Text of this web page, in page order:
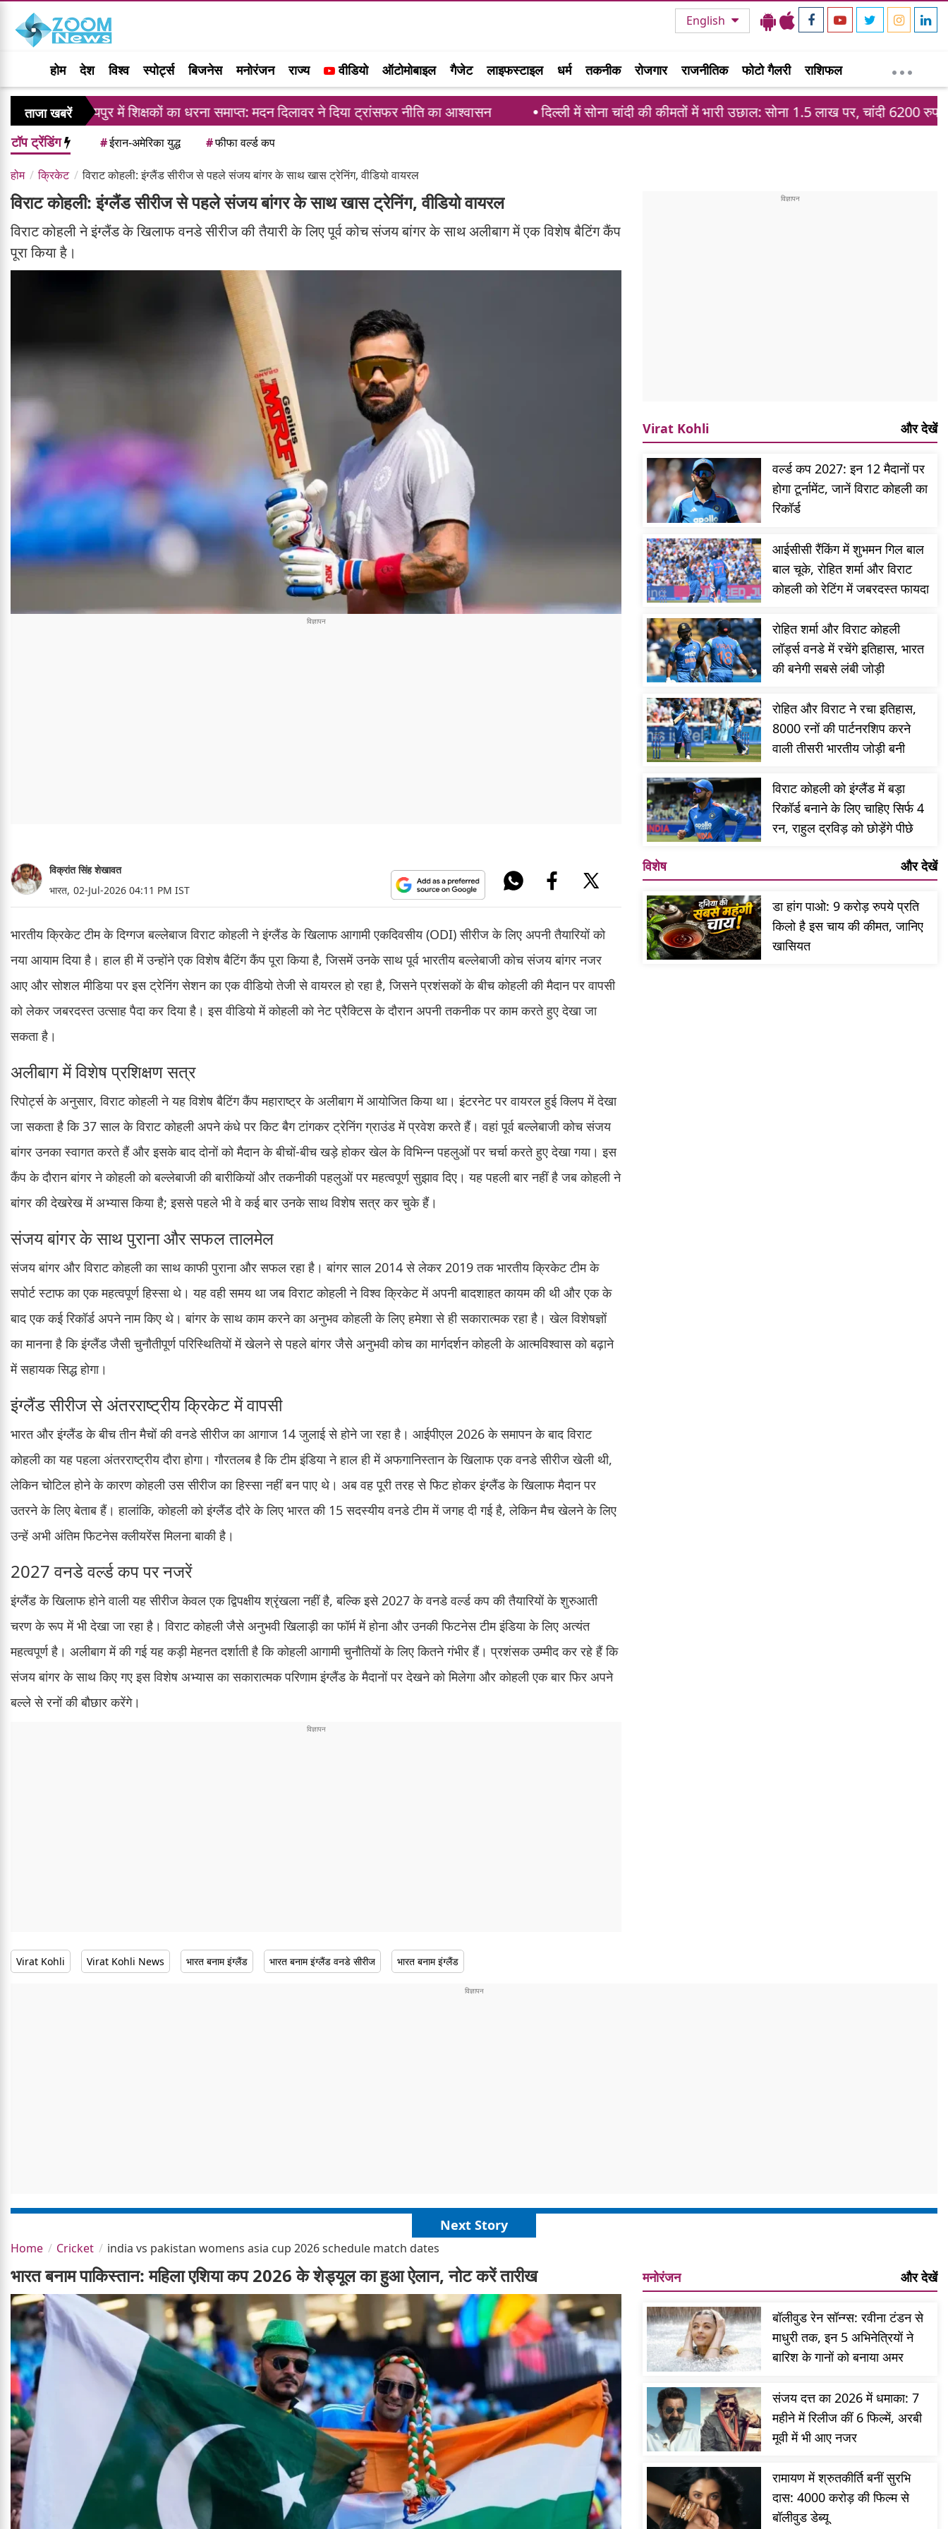
English
होम देश विश्व स्पोर्ट्स बिजनेस मनोरंजन राज्य वीडियो ऑटोमोबाइल गैजेट लाइफस्टाइल धर्म तकनीक रोजगार राजनीतिक फोटो गैलरी राशिफल
ताजा खबरें
जयपुर में शिक्षकों का धरना समाप्त: मदन दिलावर ने दिया ट्रांसफर नीति का आश्वासन दिल्ली में सोना चांदी की कीमतों में भारी उछाल: सोना 1.5 लाख पर, चांदी 6200 रुपये महंगी
टॉप ट्रेंडिंग #ईरान-अमेरिका युद्ध #फीफा वर्ल्ड कप
होम क्रिकेट विराट कोहली: इंग्लैंड सीरीज से पहले संजय बांगर के साथ खास ट्रेनिंग, वीडियो वायरल
विराट कोहली: इंग्लैंड सीरीज से पहले संजय बांगर के साथ खास ट्रेनिंग, वीडियो वायरल
विराट कोहली ने इंग्लैंड के खिलाफ वनडे सीरीज की तैयारी के लिए पूर्व कोच संजय बांगर के साथ अलीबाग में एक विशेष बैटिंग कैंप
पूरा किया है।
विक्रांत सिंह शेखावत
भारत, 02-Jul-2026 04:11 PM IST
भारतीय क्रिकेट टीम के दिग्गज बल्लेबाज विराट कोहली ने इंग्लैंड के खिलाफ आगामी एकदिवसीय (ODI) सीरीज के लिए अपनी तैयारियों को
नया आयाम दिया है। हाल ही में उन्होंने एक विशेष बैटिंग कैंप पूरा किया है, जिसमें उनके साथ पूर्व भारतीय बल्लेबाजी कोच संजय बांगर नजर
आए और सोशल मीडिया पर इस ट्रेनिंग सेशन का एक वीडियो तेजी से वायरल हो रहा है, जिसने प्रशंसकों के बीच कोहली की मैदान पर वापसी
को लेकर जबरदस्त उत्साह पैदा कर दिया है। इस वीडियो में कोहली को नेट प्रैक्टिस के दौरान अपनी तकनीक पर काम करते हुए देखा जा
सकता है।
अलीबाग में विशेष प्रशिक्षण सत्र
रिपोर्ट्स के अनुसार, विराट कोहली ने यह विशेष बैटिंग कैंप महाराष्ट्र के अलीबाग में आयोजित किया था। इंटरनेट पर वायरल हुई क्लिप में देखा
जा सकता है कि 37 साल के विराट कोहली अपने कंधे पर किट बैग टांगकर ट्रेनिंग ग्राउंड में प्रवेश करते हैं। वहां पूर्व बल्लेबाजी कोच संजय
बांगर उनका स्वागत करते हैं और इसके बाद दोनों को मैदान के बीचों-बीच खड़े होकर खेल के विभिन्न पहलुओं पर चर्चा करते हुए देखा गया। इस
कैंप के दौरान बांगर ने कोहली को बल्लेबाजी की बारीकियों और तकनीकी पहलुओं पर महत्वपूर्ण सुझाव दिए। यह पहली बार नहीं है जब कोहली ने
बांगर की देखरेख में अभ्यास किया है; इससे पहले भी वे कई बार उनके साथ विशेष सत्र कर चुके हैं।
संजय बांगर के साथ पुराना और सफल तालमेल
संजय बांगर और विराट कोहली का साथ काफी पुराना और सफल रहा है। बांगर साल 2014 से लेकर 2019 तक भारतीय क्रिकेट टीम के
सपोर्ट स्टाफ का एक महत्वपूर्ण हिस्सा थे। यह वही समय था जब विराट कोहली ने विश्व क्रिकेट में अपनी बादशाहत कायम की थी और एक के
बाद एक कई रिकॉर्ड अपने नाम किए थे। बांगर के साथ काम करने का अनुभव कोहली के लिए हमेशा से ही सकारात्मक रहा है। खेल विशेषज्ञों
का मानना है कि इंग्लैंड जैसी चुनौतीपूर्ण परिस्थितियों में खेलने से पहले बांगर जैसे अनुभवी कोच का मार्गदर्शन कोहली के आत्मविश्वास को बढ़ाने
में सहायक सिद्ध होगा।
इंग्लैंड सीरीज से अंतरराष्ट्रीय क्रिकेट में वापसी
भारत और इंग्लैंड के बीच तीन मैचों की वनडे सीरीज का आगाज 14 जुलाई से होने जा रहा है। आईपीएल 2026 के समापन के बाद विराट
कोहली का यह पहला अंतरराष्ट्रीय दौरा होगा। गौरतलब है कि टीम इंडिया ने हाल ही में अफगानिस्तान के खिलाफ एक वनडे सीरीज खेली थी,
लेकिन चोटिल होने के कारण कोहली उस सीरीज का हिस्सा नहीं बन पाए थे। अब वह पूरी तरह से फिट होकर इंग्लैंड के खिलाफ मैदान पर
उतरने के लिए बेताब हैं। हालांकि, कोहली को इंग्लैंड दौरे के लिए भारत की 15 सदस्यीय वनडे टीम में जगह दी गई है, लेकिन मैच खेलने के लिए
उन्हें अभी अंतिम फिटनेस क्लीयरेंस मिलना बाकी है।
2027 वनडे वर्ल्ड कप पर नजरें
इंग्लैंड के खिलाफ होने वाली यह सीरीज केवल एक द्विपक्षीय श्रृंखला नहीं है, बल्कि इसे 2027 के वनडे वर्ल्ड कप की तैयारियों के शुरुआती
चरण के रूप में भी देखा जा रहा है। विराट कोहली जैसे अनुभवी खिलाड़ी का फॉर्म में होना और उनकी फिटनेस टीम इंडिया के लिए अत्यंत
महत्वपूर्ण है। अलीबाग में की गई यह कड़ी मेहनत दर्शाती है कि कोहली आगामी चुनौतियों के लिए कितने गंभीर हैं। प्रशंसक उम्मीद कर रहे हैं कि
संजय बांगर के साथ किए गए इस विशेष अभ्यास का सकारात्मक परिणाम इंग्लैंड के मैदानों पर देखने को मिलेगा और कोहली एक बार फिर अपने
बल्ले से रनों की बौछार करेंगे।
Virat Kohli Virat Kohli News भारत बनाम इंग्लैंड भारत बनाम इंग्लैंड वनडे सीरीज भारत बनाम इंग्लैंड
Virat Kohli और देखें
वर्ल्ड कप 2027: इन 12 मैदानों पर
होगा टूर्नामेंट, जानें विराट कोहली का
रिकॉर्ड
आईसीसी रैंकिंग में शुभमन गिल बाल
बाल चूके, रोहित शर्मा और विराट
कोहली को रेटिंग में जबरदस्त फायदा
रोहित शर्मा और विराट कोहली
लॉर्ड्स वनडे में रचेंगे इतिहास, भारत
की बनेगी सबसे लंबी जोड़ी
रोहित और विराट ने रचा इतिहास,
8000 रनों की पार्टनरशिप करने
वाली तीसरी भारतीय जोड़ी बनी
विराट कोहली को इंग्लैंड में बड़ा
रिकॉर्ड बनाने के लिए चाहिए सिर्फ 4
रन, राहुल द्रविड़ को छोड़ेंगे पीछे
विशेष और देखें
डा हांग पाओ: 9 करोड़ रुपये प्रति
किलो है इस चाय की कीमत, जानिए
खासियत
Next Story
Home Cricket india vs pakistan womens asia cup 2026 schedule match dates
भारत बनाम पाकिस्तान: महिला एशिया कप 2026 के शेड्यूल का हुआ ऐलान, नोट करें तारीख मनोरंजन और देखें
बॉलीवुड रेन सॉन्ग्स: रवीना टंडन से
माधुरी तक, इन 5 अभिनेत्रियों ने
बारिश के गानों को बनाया अमर
संजय दत्त का 2026 में धमाका: 7
महीने में रिलीज कीं 6 फिल्में, अरबी
मूवी में भी आए नजर
रामायण में श्रुतकीर्ति बनीं सुरभि
दास: 4000 करोड़ की फिल्म से
बॉलीवुड डेब्यू